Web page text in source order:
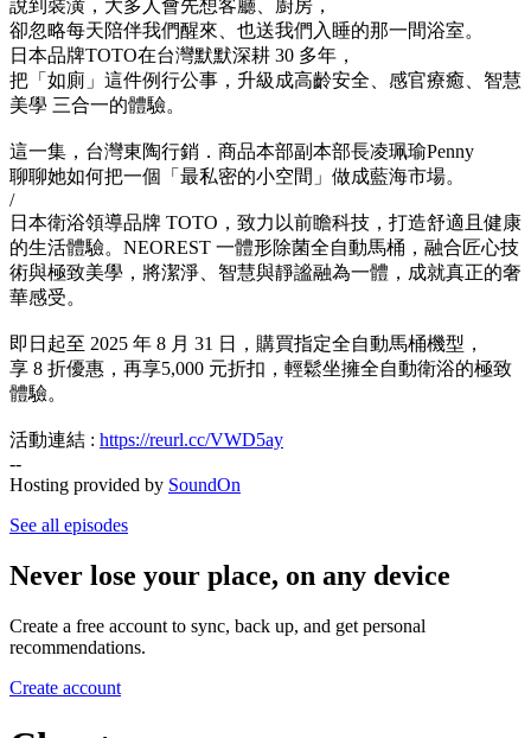
說到裝潢，大多人會先想客廳、廚房，
卻忽略每天陪伴我們醒來、也送我們入睡的那一間浴室。
日本品牌TOTO在台灣默默深耕 30 多年，
把「如廁」這件例行公事，升級成高齡安全、感官療癒、智慧
美學 三合一的體驗。
這一集，台灣東陶行銷．商品本部副本部長凌珮瑜Penny
聊聊她如何把一個「最私密的小空間」做成藍海市場。
/
日本衛浴領導品牌 TOTO，致力以前瞻科技，打造舒適且健康
的生活體驗。NEOREST 一體形除菌全自動馬桶，融合匠心技
術與極致美學，將潔淨、智慧與靜謐融為一體，成就真正的奢
華感受。
即日起至 2025 年 8 月 31 日，購買指定全自動馬桶機型，
享 8 折優惠，再享5,000 元折扣，輕鬆坐擁全自動衛浴的極致
體驗。
活動連結 : https://reurl.cc/VWD5ay
--
Hosting provided by SoundOn
See all episodes
Never lose your place, on any device
Create a free account to sync, back up, and get personal
recommendations.
Create account